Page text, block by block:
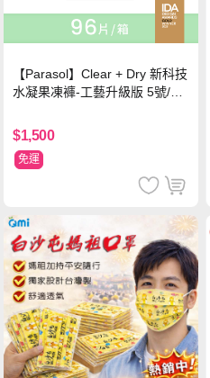
【Parasol】Clear + Dry 新科技
水凝果凍褲-工藝升級版 5號/XL
$1,500
免運